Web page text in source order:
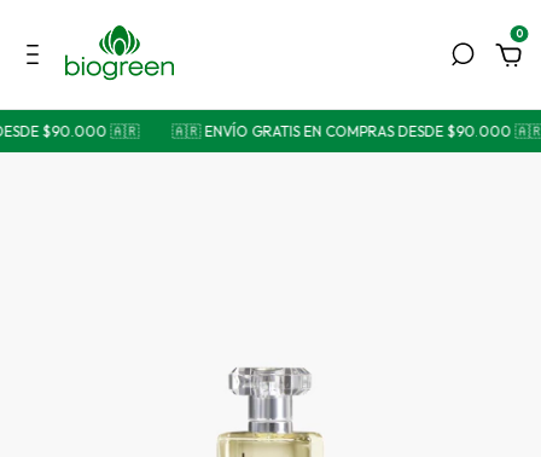
0
$90.000 🇦🇷 🇦🇷 ENVÍO GRATIS EN COMPRAS DESDE $90.000 🇦🇷